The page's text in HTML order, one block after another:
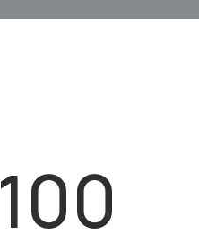
100